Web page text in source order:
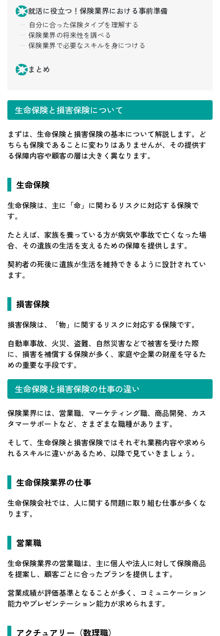
就活に役立つ！保険業界における事前準備
自分に合った保険タイプを理解する
保険業界の将来性を調べる
保険業界で必要なスキルを身につける
まとめ
生命保険と損害保険について
まずは、生命保険と損害保険の基本について解説します。ど
ちらも保険であることに変わりはありませんが、その提供す
る保障内容や顧客の層は大きく異なります。
生命保険
生命保険は、主に「命」に関わるリスクに対応する保険で
す。
たとえば、家族を養っている方が病気や事故で亡くなった場
合、その遺族の生活を支えるための保障を提供します。
契約者の死後に遺族が生活を維持できるように設計されてい
ます。
損害保険
損害保険は、「物」に関するリスクに対応する保険です。
自動車事故、火災、盗難、自然災害などで被害を受けた際
に、損害を補償する保険が多く、家庭や企業の財産を守るた
めの重要な手段です。
生命保険と損害保険の仕事の違い
保険業界には、営業職、マーケティング職、商品開発、カス
タマーサポートなど、さまざまな職種があります。
そして、生命保険と損害保険ではそれぞれ業務内容や求めら
れるスキルに違いがあるため、以降で見ていきましょう。
生命保険業界の仕事
生命保険会社では、人に関する問題に取り組む仕事が多くな
ります。
営業職
生命保険業界の営業職は、主に個人や法人に対して保険商品
を提案し、顧客ごとに合ったプランを提供します。
営業成績が評価基準となることが多く、コミュニケーション
能力やプレゼンテーション能力が求められます。
アクチュアリー（数理職）